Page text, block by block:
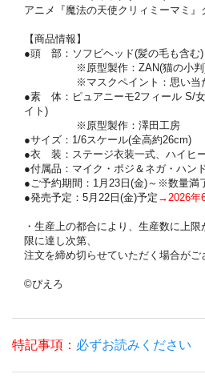
アニメ『魔法の天使クリィミーマミ』
【商品情報】
●頭 部：ソフビヘッド(髪の毛も含む)
※原型製作：ZAN(猫の小判
※マスクペイント：思い当
●素 体：ピュアニーモ2フィール S/
イト)
※原型製作：澤田工房
●サイズ：1/6スケール(全高約26cm)
●衣 装：ステージ衣装一式、ハイヒ
●付属品：マイク・ポジ＆ネガ・ハン
●ご予約期間：1月23日(金)～※数量満
●発売予定：5月22日(金)予定 →2026年
・生産上の都合により、生産数に上
限に達し次第、
注文を締め切らせていただく場合がご
©ぴえろ
特記事項： 必ずお読みください